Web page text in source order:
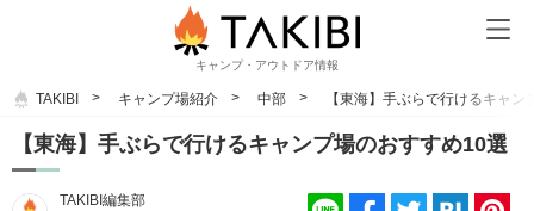
キャンプ・アウトドア情報
TAKIBI キャンプ場紹介 中部 【東海】手ぶらで行けるキャ
【東海】手ぶらで行けるキャンプ場のおすすめ10選
TAKIBI編集部